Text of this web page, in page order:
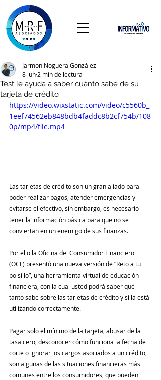
Test le ayuda a saber cuánto sabe de su
tarjeta de crédito
Jarmon Noguera González
8 jun 2 min de lectura
https://video.wixstatic.com/video/c5560b_
1eef74562eb848bdb4faddc8b2cf754b/108
0p/mp4/file.mp4
Las tarjetas de crédito son un gran aliado para
poder realizar pagos, atender emergencias y
evitarse el efectivo, sin embargo, es necesario
tener la información básica para que no se
conviertan en un enemigo de sus finanzas.
Por ello la Oficina del Consumidor Financiero
(OCF) presentó una nueva versión de “Reto a tu
bolsillo”, una herramienta virtual de educación
financiera, con la cual usted podrá saber qué
tanto sabe sobre las tarjetas de crédito y si la está
utilizando correctamente.
Pagar solo el mínimo de la tarjeta, abusar de la
tasa cero, desconocer cómo funciona la fecha de
corte o ignorar los cargos asociados a un crédito,
son algunas de las situaciones financieras más
comunes entre los consumidores, que pueden